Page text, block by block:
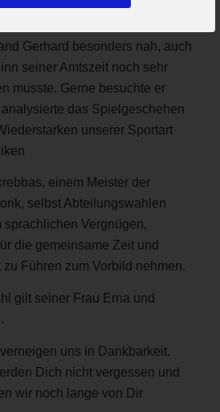
Gerhard besonders nah, auch
seiner Amtszeit noch sehr
musste. Gerne besuchte er
das Spielgeschehen
unserer Sportart
einem Meister der
selbst Abteilungswahlen
sprachlichen Vergnügen,
die gemeinsame Zeit und
zu Führen zum Vorbild nehmen.
gilt seiner Frau Erna und
uns in Dankbarkeit.
Dich nicht vergessen und
wir noch lange von Dir